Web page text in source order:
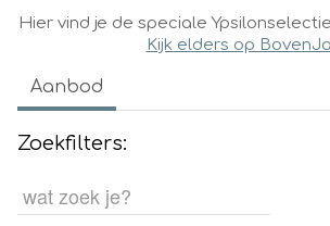
Hier vind je de speciale
Kijk elders op
Aanbod
Zoekfilters: